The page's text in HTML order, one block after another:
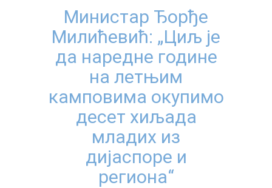
Министар Ђорђе
Милићевић: „Циљ је
да наредне године
на летњим
камповима окупимо
десет хиљада
младих из
дијаспоре и
региона“